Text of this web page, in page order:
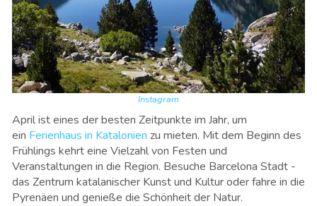
Instagram
April ist eines der besten Zeitpunkte im Jahr, um
ein Ferienhaus in Katalonien zu mieten. Mit dem Beginn des
Frühlings kehrt eine Vielzahl von Festen und
Veranstaltungen in die Region. Besuche Barcelona Stadt -
das Zentrum katalanischer Kunst und Kultur oder fahre in die
Pyrenäen und genieße die Schönheit der Natur.